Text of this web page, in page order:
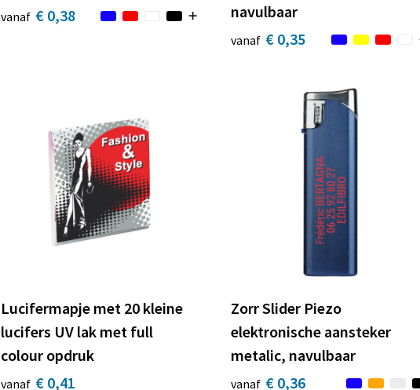
vanaf € 0,38
navulbaar
vanaf € 0,35
Lucifermapje met 20 kleine
lucifers UV lak met full
colour opdruk
vanaf € 0,41
Zorr Slider Piezo
elektronische aansteker
metalic, navulbaar
vanaf € 0,36